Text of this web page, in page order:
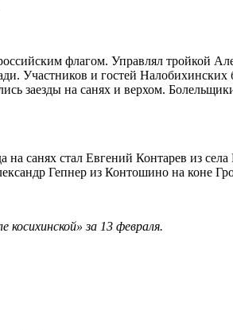
флагом. Управлял тройкой
Участников и гостей
заезды на санях и верхом.
на санях стал Евгений Контарев из
Гепнер из Контошино на коне
за 13 февраля.